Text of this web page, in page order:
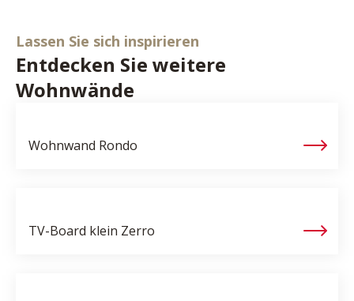
Lassen Sie sich inspirieren
Entdecken Sie weitere
Wohnwände
Wohnwand Rondo
TV-Board klein Zerro